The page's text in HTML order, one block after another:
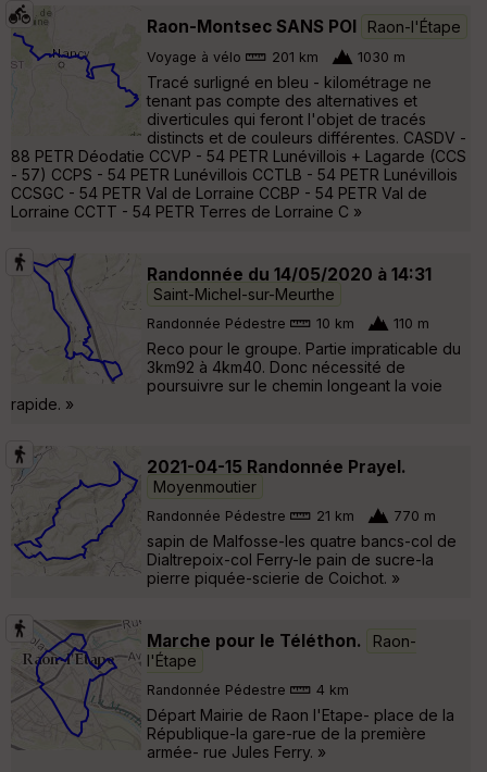
Raon-Montsec SANS POI Raon-l'Étape
Voyage à vélo 201 km 1030 m
Tracé surligné en bleu - kilométrage ne
tenant pas compte des alternatives et
diverticules qui feront l'objet de tracés
distincts et de couleurs différentes. CASDV -
88 PETR Déodatie CCVP - 54 PETR Lunévillois + Lagarde (CCS
- 57) CCPS - 54 PETR Lunévillois CCTLB - 54 PETR Lunévillois
CCSGC - 54 PETR Val de Lorraine CCBP - 54 PETR Val de
Lorraine CCTT - 54 PETR Terres de Lorraine C »
Randonnée du 14/05/2020 à 14:31
Saint-Michel-sur-Meurthe
Randonnée Pédestre 10 km 110 m
Reco pour le groupe. Partie impraticable du
3km92 à 4km40. Donc nécessité de
poursuivre sur le chemin longeant la voie
rapide. »
2021-04-15 Randonnée Prayel.
Moyenmoutier
Randonnée Pédestre 21 km 770 m
sapin de Malfosse-les quatre bancs-col de
Dialtrepoix-col Ferry-le pain de sucre-la
pierre piquée-scierie de Coichot. »
Marche pour le Téléthon.
Raon-
l'Étape
Randonnée Pédestre 4 km
Départ Mairie de Raon l'Etape- place de la
République-la gare-rue de la première
armée- rue Jules Ferry. »